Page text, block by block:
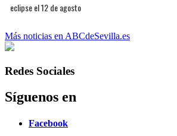
eclipse el 12 de agosto
Más noticias en ABCdeSevilla.es
Redes Sociales
Síguenos en
Facebook